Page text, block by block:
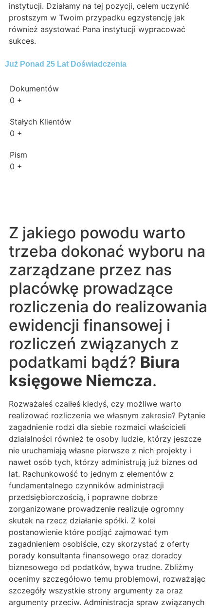
instytucji. Działamy na tej pozycji, celem uczynić
prostszym w Twoim przypadku egzystencję jak
również asystować Pana instytucji wypracować
sukces.
Już Ponad 25 Lat Doświadczenia
Dokumentów
0 +
Stałych Klientów
0 +
Pism
0 +
Z jakiego powodu warto
trzeba dokonać wyboru na
zarządzane przez nas
placówkę prowadzące
rozliczenia do realizowania
ewidencji finansowej i
rozliczeń związanych z
podatkami bądź? Biura
księgowe Niemcza.
Rozważałeś czaiłeś kiedyś, czy możliwe warto
realizować rozliczenia we własnym zakresie? Pytanie
zagadnienie rodzi dla siebie rozmaici właścicieli
działalności również te osoby ludzie, którzy jeszcze
nie uruchamiają własne pierwsze z nich projekty i
nawet osób tych, którzy administrują już biznes od
lat. Rachunkowość to jednym z elementów z
fundamentalnego czynników administracji
przedsiębiorczością, i poprawne dobrze
zorganizowane prowadzenie realizuje ogromny
skutek na rzecz działanie spółki. Z kolei
postanowienie które podjąć zajmować tym
zagadnieniem osobiście, czy skorzystać z oferty
porady konsultanta finansowego oraz doradcy
biznesowego od podatków, bywa trudne. Zbliżmy
ocenimy szczegółowo temu problemowi, rozważając
szczegóły wszystkie strony argumenty za oraz
argumenty przeciw. Administracja spraw związanych